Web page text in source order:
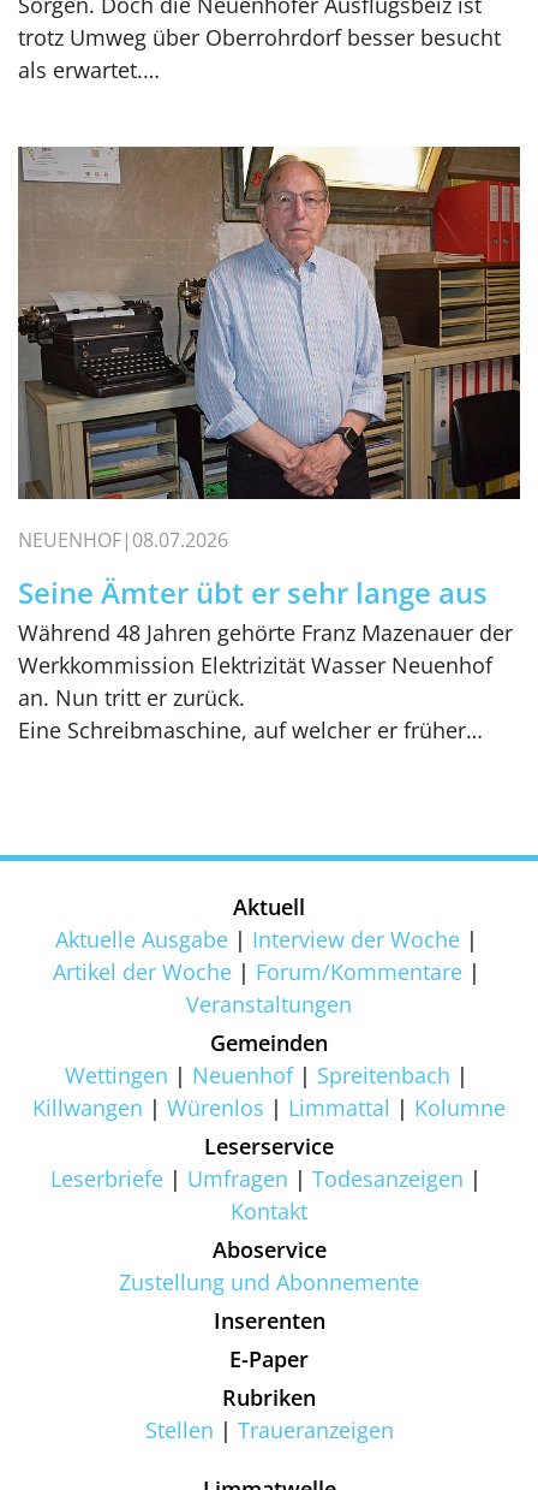
trotz Umweg über Oberrohrdorf besser besucht
als erwartet.…
NEUENHOF 08.07.2026
Seine Ämter übt er sehr lange aus
Während 48 Jahren gehörte Franz Mazenauer der
Werkkommission Elektrizität Wasser Neuenhof
an. Nun tritt er zurück.
Eine Schreibmaschine, auf welcher er früher…
Aktuell
Aktuelle Ausgabe
Interview der Woche
Artikel der Woche
Forum/Kommentare
Veranstaltungen
Gemeinden
Wettingen
Neuenhof
Spreitenbach
Killwangen
Würenlos Limmattal
Kolumne
Leserservice
Leserbriefe
Umfragen
Todesanzeigen
Kontakt
Aboservice
Zustellung und Abonnemente
Inserenten
E-Paper
Rubriken
Stellen
Traueranzeigen